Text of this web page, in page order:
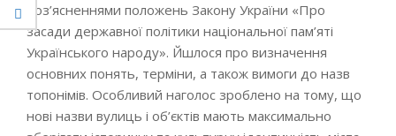
роз’ясненнями положень Закону України «Про
засади державної політики національної пам’яті
Українського народу». Йшлося про визначення
основних понять, терміни, а також вимоги до назв
топонімів. Особливий наголос зроблено на тому, що
нові назви вулиць і об’єктів мають максимально